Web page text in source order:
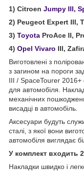
1) Citroen Jumpy III,
2) Peugeot Expert III,
3) Toyota ProAce II,
4) Opel Vivaro III,
Виготовлені з
з загином на пороги
III / SpaceTourer 2016+
для автомобіля.
механічних
висадці в автомобіль.
Аксесуари будуть
сталі, з якої вони
автомобіля виглядає
У комплект входить
Накладки швидко і